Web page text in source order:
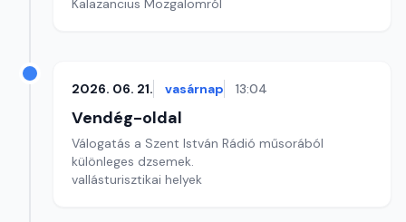
Kalazancius Mozgalomról
2026. 06. 21. vasárnap 13:04
Vendég-oldal
Válogatás a Szent István Rádió műsorából
különleges dzsemek.
vallásturisztikai helyek